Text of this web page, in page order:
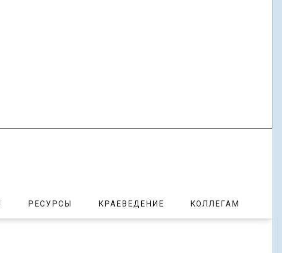
РЕСУРСЫ КРАЕВЕДЕНИЕ КОЛЛЕГАМ